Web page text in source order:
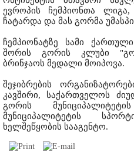
ევროპის ჩემპიონთა
ჩატარდა და მას გორმა
ჩემპიონატზე სამი
შორის გორის კლუბი
ბრინჯაოს მედალი მოიპოვა.
შეჯიბრების
კავშირი, საქართველოს
გორის
მუნიციპალიტეტის
ხელშეწყობის სააგენტო.